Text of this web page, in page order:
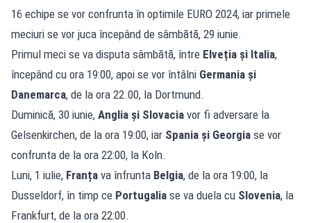
16 echipe se vor confrunta în optimile EURO 2024, iar primele
meciuri se vor juca începând de sâmbătă, 29 iunie.
Primul meci se va disputa sâmbătă, între Elveția și Italia,
începând cu ora 19:00, apoi se vor întâlni Germania și
Danemarca, de la ora 22.00, la Dortmund.
Duminică, 30 iunie, Anglia și Slovacia vor fi adversare la
Gelsenkirchen, de la ora 19:00, iar Spania și Georgia se vor
confrunta de la ora 22:00, la Koln.
Luni, 1 iulie, Franța va înfrunta Belgia, de la ora 19:00, la
Dusseldorf, în timp ce Portugalia se va duela cu Slovenia, la
Frankfurt, de la ora 22:00.